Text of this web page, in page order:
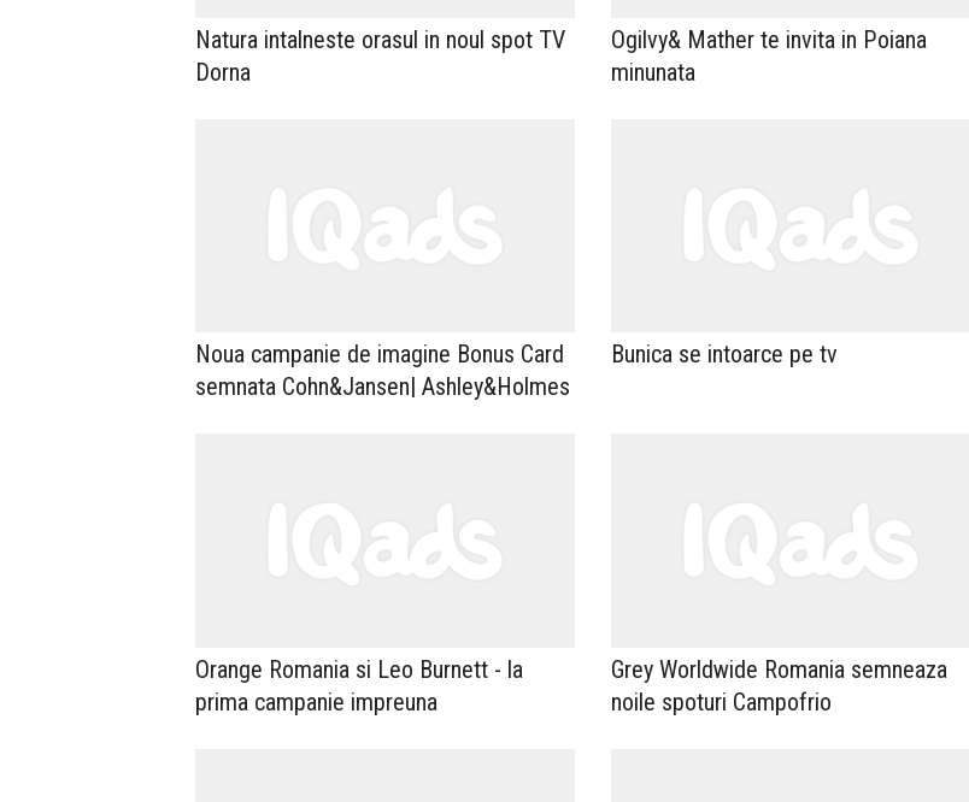
Natura intalneste orasul in noul spot TV
Dorna
Ogilvy& Mather te invita in Poiana
minunata
Noua campanie de imagine Bonus Card
semnata Cohn&Jansen| Ashley&Holmes
Bunica se intoarce pe tv
Orange Romania si Leo Burnett - la
prima campanie impreuna
Grey Worldwide Romania semneaza
noile spoturi Campofrio